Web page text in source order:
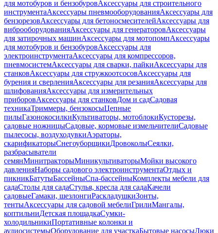
для мотобуров и бензобуровАксессуары для строительного
инструментаАксессуары пневмооборудованияАксессуары для
бензорезовАксессуары для бетоносмесителейАксессуары для
виброоборудованияАксессуары для генераторовАксессуары
для затирочных машинАксессуары для мотопомпАксессуары
для мотобуров и бензобуровАксессуары для
электроинструментаАксессуары для компрессоров,
пневмосистемАксессуары для сварки, пайкиАксессуары для
станковАксессуары для стружкоотсосовАксессуары для
бурения и сверленияАксессуары для резанияАксессуары для
шлифованияАксессуары для измерительных
приборовАксессуары для станковДом и садСадовая
техникаТриммеры, бензокосыЦепные
пилыГазонокосилкиКультиваторы, мотоблокиКусторезы,
садовые ножницыСадовые, кормовые измельчителиСадовые
пылесосы, воздуходувкиАэраторы,
скарификаторыСнегоуборщикиДровоколыСеялки,
разбрасыватели
семянМинитракторыМиникультиваторыМойки высокого
давленияНаборы садового электроинструментаОтдых и
пикникБатутыБассейныСпа-бассейныКомплекты мебели для
садаСтолы для садаСтулья, кресла для садаКачели
садовыеГамаки, шезлонгиРаскладушкиЗонты,
тентыАксессуары для садовой мебелиГрилиМангалы,
коптильниДетская площадкаСумки-
холодильникиПортативные колонки и
аудиосистемыОборудование для участкаБытовые насосыЛюки